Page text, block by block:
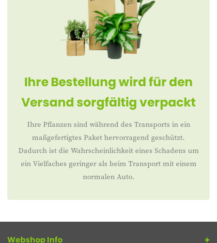
Ihre Bestellung wird für den
Versand sorgfältig verpackt
Ihre Pflanzen sind während des Transports in ein
maßgefertigtes Paket hervorragend geschützt.
Dadurch ist die Wahrscheinlichkeit eines Schadens um
ein Vielfaches geringer als beim Transport mit einem
normalen Auto.
Webshop Info